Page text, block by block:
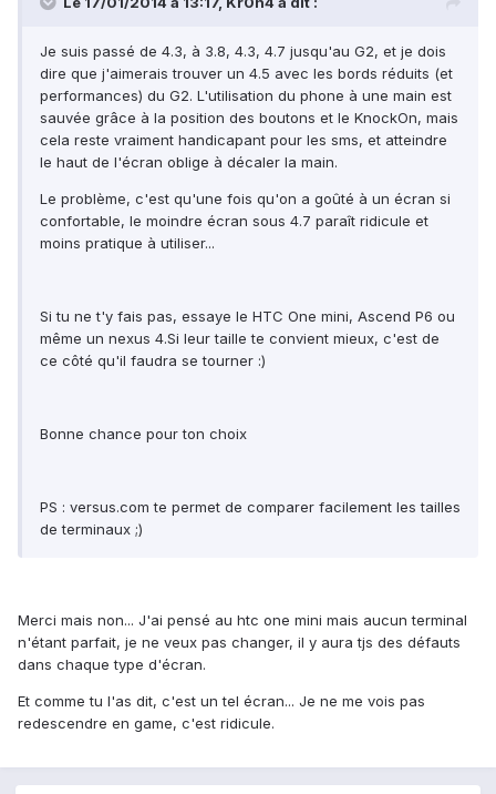
Je suis passé de 4.3, à 3.8, 4.3, 4.7 jusqu'au G2, et je dois
dire que j'aimerais trouver un 4.5 avec les bords réduits (et
performances) du G2. L'utilisation du phone à une main est
sauvée grâce à la position des boutons et le KnockOn, mais
cela reste vraiment handicapant pour les sms, et atteindre
le haut de l'écran oblige à décaler la main.
Le problème, c'est qu'une fois qu'on a goûté à un écran si
confortable, le moindre écran sous 4.7 paraît ridicule et
moins pratique à utiliser...
Si tu ne t'y fais pas, essaye le HTC One mini, Ascend P6 ou
même un nexus 4.Si leur taille te convient mieux, c'est de
ce côté qu'il faudra se tourner :)
Bonne chance pour ton choix
PS : versus.com te permet de comparer facilement les tailles
de terminaux ;)
Merci mais non... J'ai pensé au htc one mini mais aucun terminal
n'étant parfait, je ne veux pas changer, il y aura tjs des défauts
dans chaque type d'écran.
Et comme tu l'as dit, c'est un tel écran... Je ne me vois pas
redescendre en game, c'est ridicule.